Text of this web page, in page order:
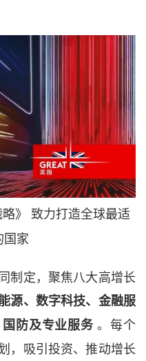
》 致力打造全球最适
国家
定，聚焦八大高增长
源、数字科技、金融服
防及专业服务。每个
，吸引投资、推动增长